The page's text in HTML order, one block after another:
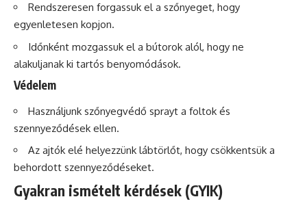
Rendszeresen forgassuk el a szőnyeget, hogy
egyenletesen kopjon.
Időnként mozgassuk el a bútorok alól, hogy ne
alakuljanak ki tartós benyomódások.
Védelem
Használjunk szőnyegvédő sprayt a foltok és
szennyeződések ellen.
Az ajtók elé helyezzünk lábtörlőt, hogy csökkentsük a
behordott szennyeződéseket.
Gyakran ismételt kérdések (GYIK)